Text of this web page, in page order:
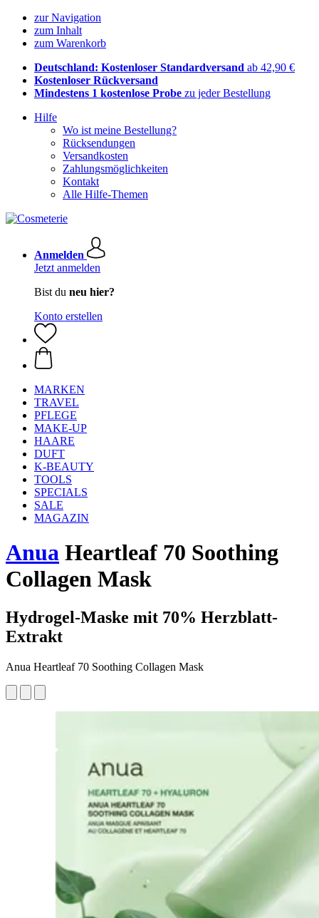
zur Navigation
zum Inhalt
zum Warenkorb
Deutschland: Kostenloser Standardversand ab 42,90 €
Kostenloser Rückversand
Mindestens 1 kostenlose Probe zu jeder Bestellung
Hilfe
Wo ist meine Bestellung?
Rücksendungen
Versandkosten
Zahlungsmöglichkeiten
Kontakt
Alle Hilfe-Themen
Anmelden
Jetzt anmelden
Bist du neu hier?
Konto erstellen
MARKEN
TRAVEL
PFLEGE
MAKE-UP
HAARE
DUFT
K-BEAUTY
TOOLS
SPECIALS
SALE
MAGAZIN
Anua Heartleaf 70 Soothing
Collagen Mask
Hydrogel-Maske mit 70% Herzblatt-
Extrakt
Anua Heartleaf 70 Soothing Collagen Mask